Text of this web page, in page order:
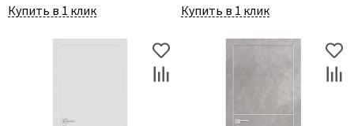
Купить в 1 клик Купить в 1 клик